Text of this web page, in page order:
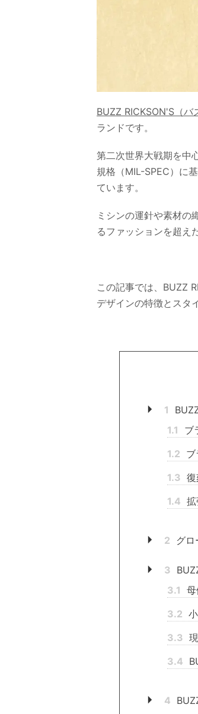
BUZZ RICKSON'S（バ
ランドです。
第二次世界大戦期を中
規格（MIL-SPEC）に
ています。
ミシンの運針や素材の
るファッションを超え
この記事では、BUZZ
デザインの特徴とスタ
1
1.1
ブ
1.2
1.3
1.4
2 グロ
3
3.1
3.2
3.3
3.4
4